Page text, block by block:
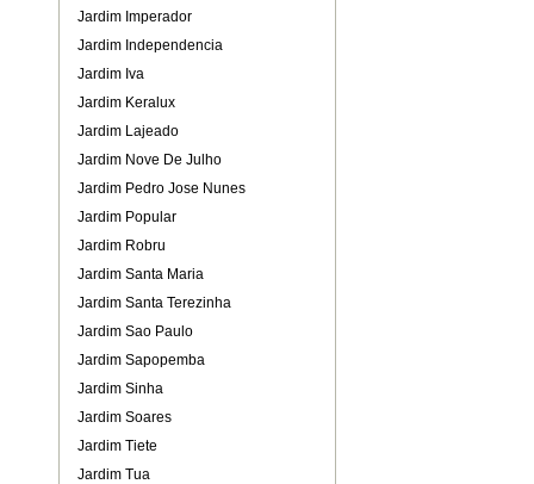
Jardim Imperador
Jardim Independencia
Jardim Iva
Jardim Keralux
Jardim Lajeado
Jardim Nove De Julho
Jardim Pedro Jose Nunes
Jardim Popular
Jardim Robru
Jardim Santa Maria
Jardim Santa Terezinha
Jardim Sao Paulo
Jardim Sapopemba
Jardim Sinha
Jardim Soares
Jardim Tiete
Jardim Tua